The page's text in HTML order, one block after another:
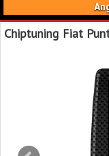
Chiptuning Fiat